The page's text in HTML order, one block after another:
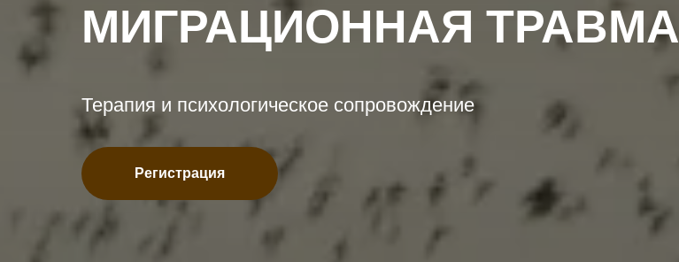
МИГРАЦИОННАЯ ТРАВМА
Терапия и психологическое сопровождение
Регистрация